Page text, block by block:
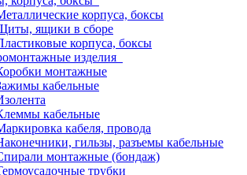
корпуса, боксы
ящики в сборе
корпуса, боксы
изделия
монтажные
кабельные
кабельные
кабеля, провода
гильзы, разъемы кабельные
монтажные (бондаж)
трубки